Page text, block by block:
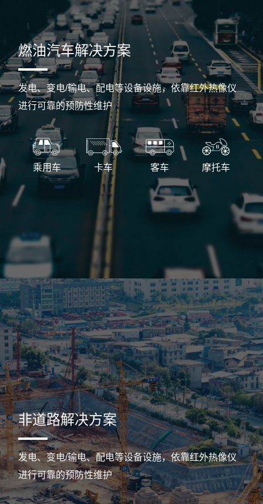
燃油汽车解决方案
发电、变电/输电、配电等设备设施，依靠红外热像仪
进行可靠的预防性维护
乘用车 卡车 客车 摩托车
非道路解决方案
发电、变电/输电、配电等设备设施，依靠红外热像仪
进行可靠的预防性维护